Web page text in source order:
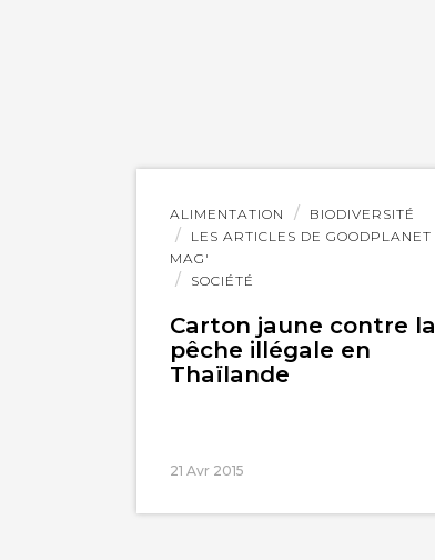
ALIMENTATION
BIODIVERSITÉ
LES ARTICLES DE GOODPLANET
MAG'
SOCIÉTÉ
Carton jaune contre la
pêche illégale en
Thaïlande
21 Avr 2015
Lire
l'article